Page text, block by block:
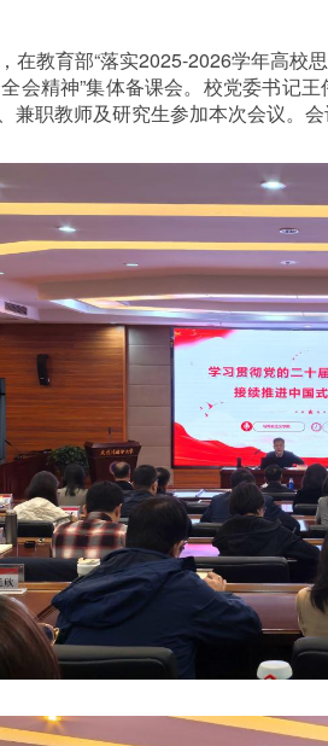
在教育部“落实2025-2026学年高校
会精神”集体备课会。校党委书记
职教师及研究生参加本次会议。会